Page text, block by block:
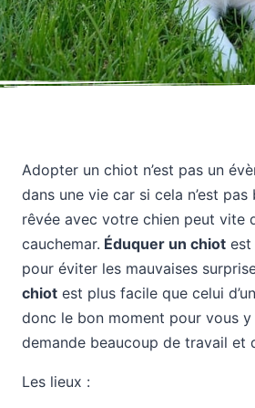
Adopter un chiot n’est pas un
dans une vie car si cela n’est
rêvée avec votre chien peut vite
cauchemar. Éduquer un chiot
pour éviter les mauvaises
chiot est plus facile que celui
donc le bon moment pour vous
demande beaucoup de travail et
Les lieux :